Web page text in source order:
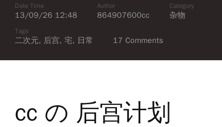
Date Time
13/09/26 12:48
Author
864907600cc
Category
杂物
Tags
二次元, 后宫, 宅, 日常 17 Comments
cc の 后宫计划